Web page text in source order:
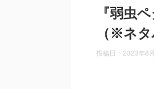
『弱虫
（※ネタ
投稿日： 2023年8